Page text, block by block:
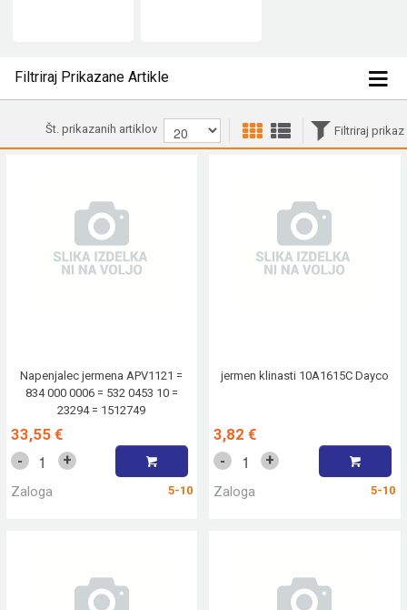
Filtriraj Prikazane Artikle
Filtriraj prikaz
Št. prikazanih artiklov
Napenjalec jermena APV1121 =
834 000 0006 = 532 0453 10 =
23294 = 1512749
33,55 €
- +
Zaloga 5-10
jermen klinasti 10A1615C Dayco
3,82 €
- +
Zaloga 5-10